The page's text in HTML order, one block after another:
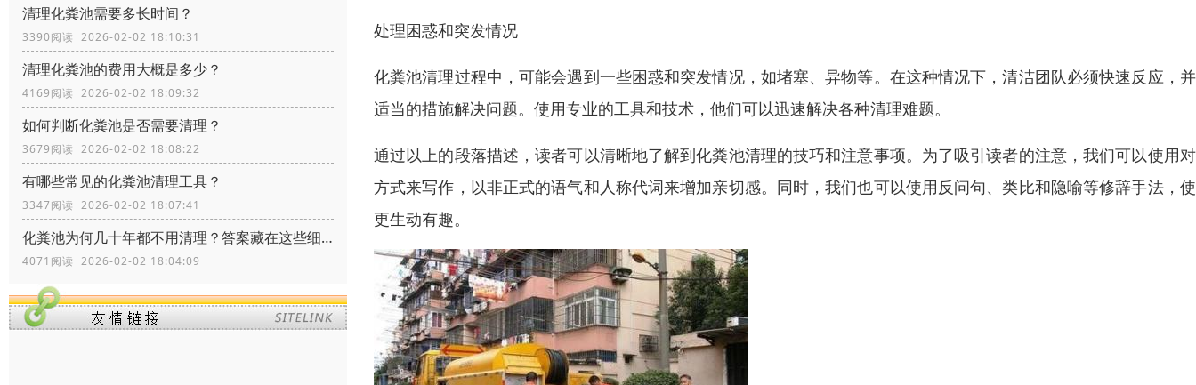
清理化粪池需要多长时间？
3390阅读 2026-02-02 18:10:31
清理化粪池的费用大概是多少？
4169阅读 2026-02-02 18:09:32
如何判断化粪池是否需要清理？
3679阅读 2026-02-02 18:08:22
有哪些常见的化粪池清理工具？
3347阅读 2026-02-02 18:07:41
化粪池为何几十年都不用清理？答案藏在这些细节里！
4071阅读 2026-02-02 18:04:09
处理困惑和突发情况
化粪池清理过程中，可能会遇到一些困惑和突发情况，如堵塞、异物等。在这种情况下，清洁团队必须快速反应，
适当的措施解决问题。使用专业的工具和技术，他们可以迅速解决各种清理难题。
通过以上的段落描述，读者可以清晰地了解到化粪池清理的技巧和注意事项。为了吸引读者的注意，我们可以使用
方式来写作，以非正式的语气和人称代词来增加亲切感。同时，我们也可以使用反问句、类比和隐喻等修辞手法，
更生动有趣。